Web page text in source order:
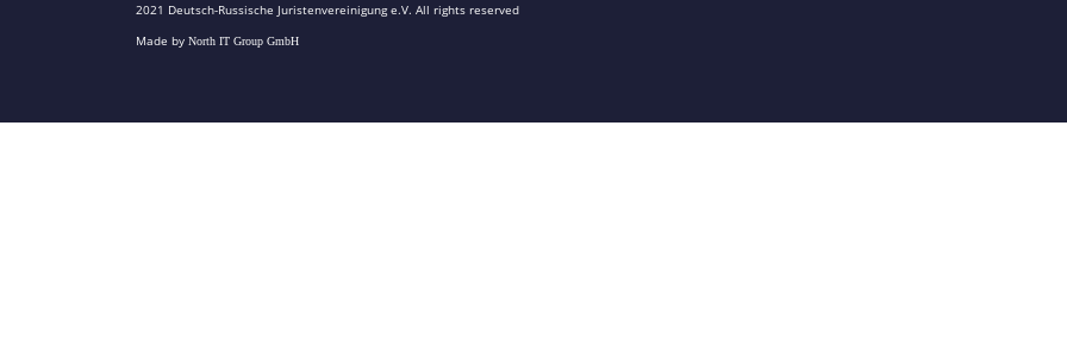
2021 Deutsch-Russische Juristenvereinigung e.V. All rights reserved
Made by North IT Group GmbH